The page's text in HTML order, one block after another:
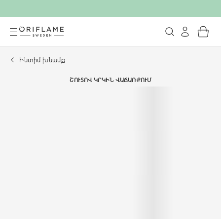
Ինտիմ խնամք
ՇՈՒՏՈՎ ԿՐԿԻՆ ՎԱՃԱՌՔՈՒՄ